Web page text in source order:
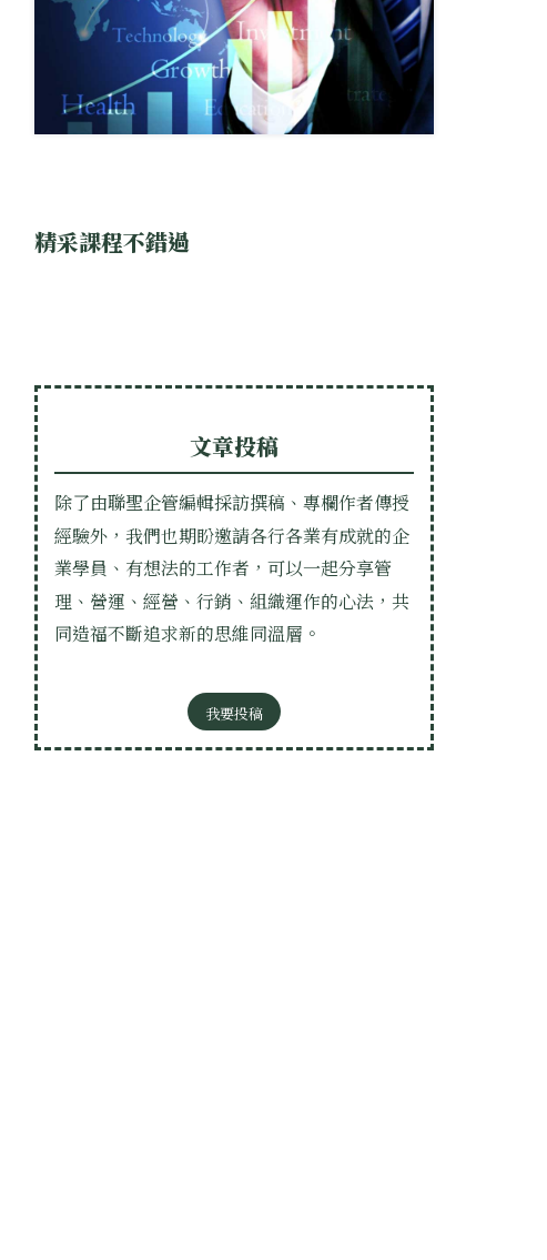
精采課程不錯過
文章投稿
除了由聯聖企管編輯採訪撰稿、專欄作者傳授
經驗外，我們也期盼邀請各行各業有成就的企
業學員、有想法的工作者，可以一起分享管
理、營運、經營、行銷、組織運作的心法，共
同造福不斷追求新的思維同溫層。
我要投稿